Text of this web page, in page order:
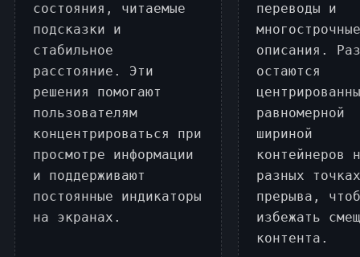
состояния, читаемые
подсказки и
стабильное
расстояние. Эти
решения помогают
пользователям
концентрироваться при
просмотре информации
и поддерживают
постоянные индикаторы
на экранах.
переводы и
описания.
остаются
равномерной
шириной
контейнеров
разных
прерыва,
избежать
контента.